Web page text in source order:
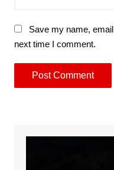
Save my name,
next time I comment.